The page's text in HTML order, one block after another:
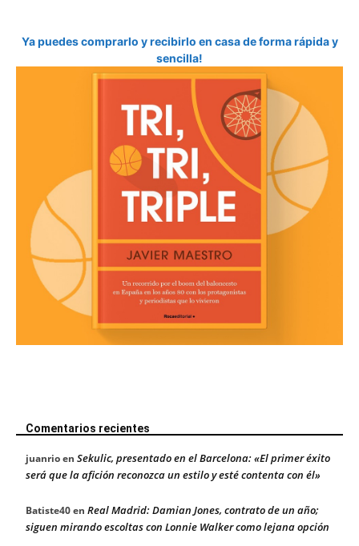
Ya puedes comprarlo y recibirlo en casa de forma rápida y
sencilla!
Comentarios recientes
juanrioen Sekulic, presentado en el Barcelona: «El primer éxito
será que la afición reconozca un estilo y esté contenta con él»
Batiste40en Real Madrid: Damian Jones, contrato de un año;
siguen mirando escoltas con Lonnie Walker como lejana opción